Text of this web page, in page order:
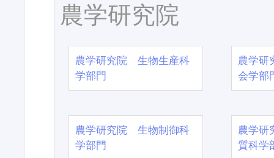
農学研究院
農学研究院 生物生産科
学部門
農学
会学部
農学研究院 生物制御科
学部門
農学
質科学